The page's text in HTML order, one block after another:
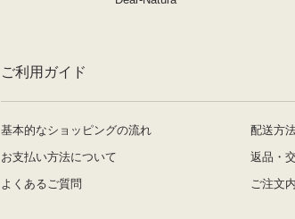
ご利用ガイド
基本的なショッピングの流れ
配送方
お支払い方法について
返品・
よくあるご質問
ご注文